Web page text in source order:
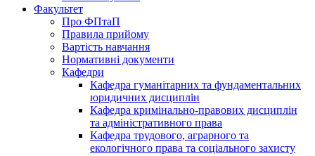
Факультет
Про ФПтаП
Правила прийому
Вартість навчання
Нормативні документи
Кафедри
Кафедра гуманітарних та фундаментальних
юридичних дисциплін
Кафедра кримінально-правових дисциплін
та адміністративного права
Кафедра трудового, аграрного та
екологічного права та соціального захисту